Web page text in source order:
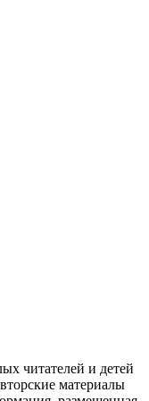
читателей и детей
материалы